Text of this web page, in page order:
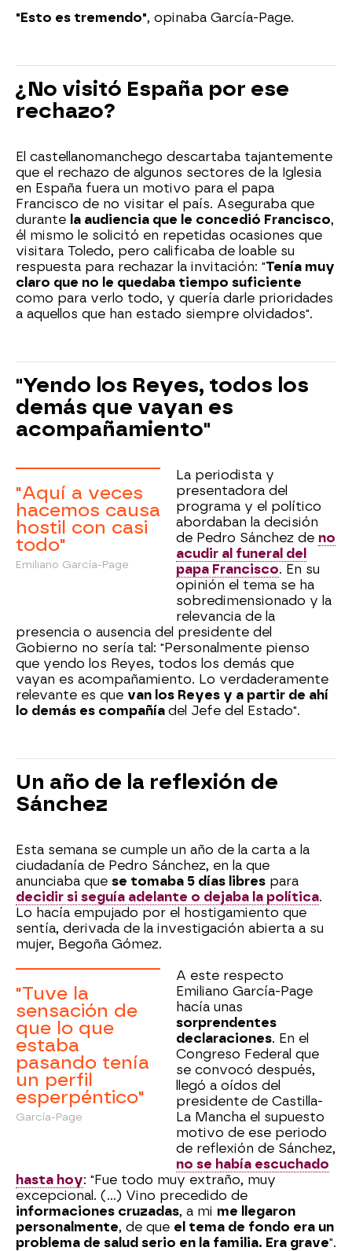
"Esto es tremendo", opinaba García-Page.
¿No visitó España por ese
rechazo?
El castellanomanchego descartaba tajantemente
que el rechazo de algunos sectores de la Iglesia
en España fuera un motivo para el papa
Francisco de no visitar el país. Aseguraba que
durante la audiencia que le concedió Francisco,
él mismo le solicitó en repetidas ocasiones que
visitara Toledo, pero calificaba de loable su
respuesta para rechazar la invitación: "Tenía muy
claro que no le quedaba tiempo suficiente
como para verlo todo, y quería darle prioridades
a aquellos que han estado siempre olvidados".
"Yendo los Reyes, todos los
demás que vayan es
acompañamiento"
"Aquí a veces
hacemos causa
hostil con casi
todo"
Emiliano García-Page
La periodista y
presentadora del
programa y el político
abordaban la decisión
de Pedro Sánchez de no
acudir al funeral del
papa Francisco. En su
opinión el tema se ha
sobredimensionado y la
relevancia de la
presencia o ausencia del presidente del
Gobierno no sería tal: "Personalmente pienso
que yendo los Reyes, todos los demás que
vayan es acompañamiento. Lo verdaderamente
relevante es que van los Reyes y a partir de ahí
lo demás es compañía del Jefe del Estado".
Un año de la reflexión de
Sánchez
Esta semana se cumple un año de la carta a la
ciudadanía de Pedro Sánchez, en la que
anunciaba que se tomaba 5 días libres para
decidir si seguía adelante o dejaba la política.
Lo hacía empujado por el hostigamiento que
sentía, derivada de la investigación abierta a su
mujer, Begoña Gómez.
"Tuve la
sensación de
que lo que
estaba
pasando tenía
un perfil
esperpéntico"
García-Page
A este respecto
Emiliano García-Page
hacía unas
sorprendentes
declaraciones. En el
Congreso Federal que
se convocó después,
llegó a oídos del
presidente de Castilla-
La Mancha el supuesto
motivo de ese periodo
de reflexión de Sánchez,
no se había escuchado
hasta hoy: "Fue todo muy extraño, muy
excepcional. (…) Vino precedido de
informaciones cruzadas, a mi me llegaron
personalmente, de que el tema de fondo era un
problema de salud serio en la familia. Era grave".